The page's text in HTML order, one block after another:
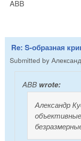
ABB
Re: S-образная
Submitted by
ABB wrote:
Александр